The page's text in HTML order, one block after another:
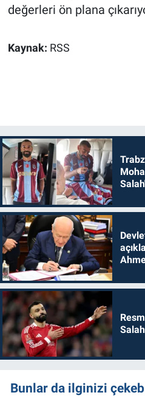
değerleri ön plana
Kaynak: RSS
Bunlar da ilginizi